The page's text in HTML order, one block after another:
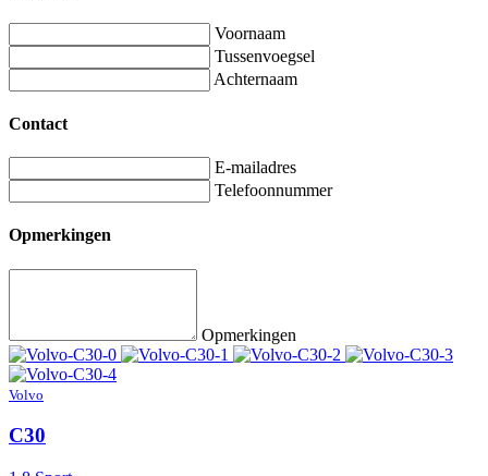
Voornaam
Tussenvoegsel
Achternaam
Contact
E-mailadres
Telefoonnummer
Opmerkingen
Opmerkingen
Volvo
C30